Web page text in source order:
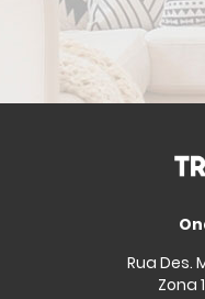
Rua Des.
Zona